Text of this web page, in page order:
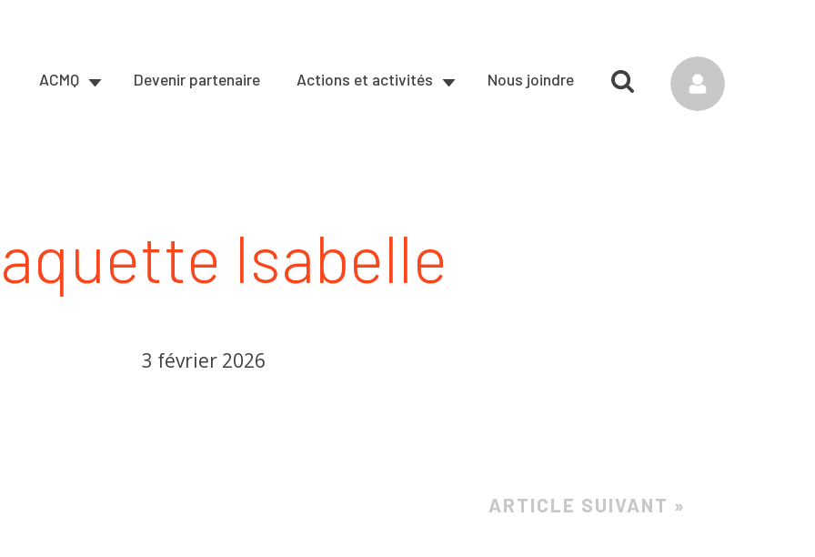
ACMQ Devenir partenaire Actions et activités Nous joindre
Isabelle
3 février 2026
ARTICLE SUIVANT »